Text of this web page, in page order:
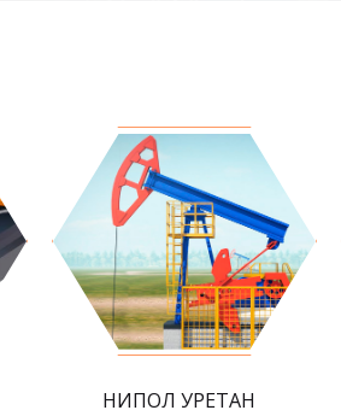
НИПОЛ УРЕТАН